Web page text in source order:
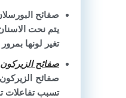
صفائح
تغير لونها
صفائح
صفائح
تسبب تفاعلات